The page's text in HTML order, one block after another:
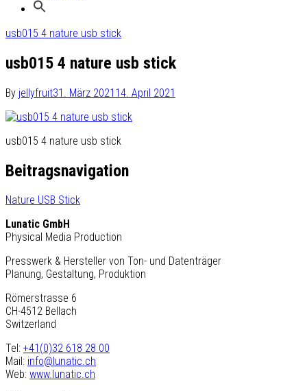
usb015 4 nature usb stick
usb015 4 nature usb stick
By jellyfruit31. März 2021 14. April 2021
usb015 4 nature usb stick
Beitragsnavigation
Nature USB Stick
Lunatic GmbH
Physical Media Production
Presswerk & Hersteller von Ton- und Datenträger
Planung, Gestaltung, Produktion
Römerstrasse 6
CH-4512 Bellach
Switzerland
Tel: +41(0)32 618 28 00
Mail: info@lunatic.ch
Web: www.lunatic.ch